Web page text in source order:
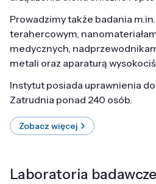
Prowadzimy także badania
terahercowym,
medycznych,
metali oraz aparaturą
Instytut posiada uprawnienia
Zatrudnia ponad 240 osób.
Zobacz więcej
Laboratoria badawcze